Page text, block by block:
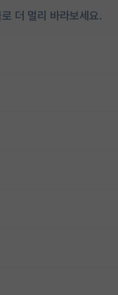
더 멀리 바라보세요.